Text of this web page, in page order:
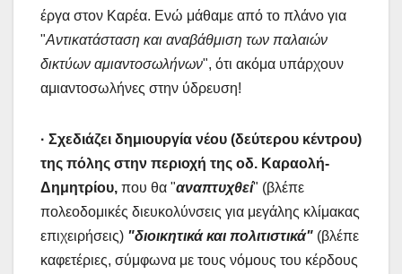
έργα στον Καρέα. Ενώ μάθαμε από το πλάνο για
"Αντικατάσταση και αναβάθμιση των παλαιών
δικτύων αμιαντοσωλήνων", ότι ακόμα υπάρχουν
αμιαντοσωλήνες στην ύδρευση!
· Σχεδιάζει δημιουργία νέου (δεύτερου κέντρου)
της πόλης στην περιοχή της οδ. Καραολή-
Δημητρίου, που θα "αναπτυχθεί" (βλέπε
πολεοδομικές διευκολύνσεις για μεγάλης κλίμακας
επιχειρήσεις) "διοικητικά και πολιτιστικά" (βλέπε
καφετέριες, σύμφωνα με τους νόμους του κέρδους